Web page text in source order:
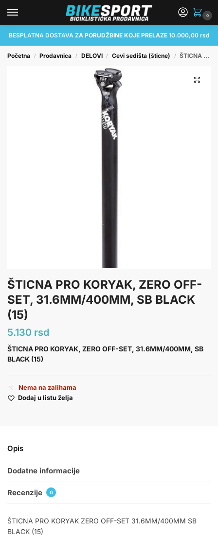
0
BESPLATNA DOSTAVA ZA PORUDŽBINE KOJE PRELAZE 10.000,00 rsd
Početna / Prodavnica / DELOVI / Cevi sedišta (šticne) / ŠTICNA PRO KORYAK, ZERO OFF-SET, 31.6MM/400MM, SB BLACK (15)
ŠTICNA PRO KORYAK, ZERO OFF-
SET, 31.6MM/400MM, SB BLACK
(15)
5.130 rsd
ŠTICNA PRO KORYAK, ZERO OFF-SET, 31.6MM/400MM, SB
BLACK (15)
Nema na zalihama
Dodaj u listu želja
Opis
Dodatne informacije
Recenzije 0
ŠTICNA PRO KORYAK ZERO OFF-SET 31.6MM/400MM SB
BLACK (15)